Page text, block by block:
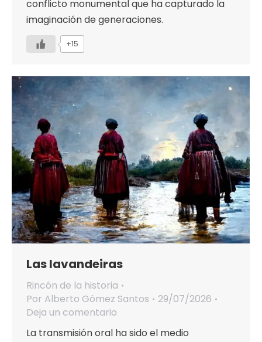
conflicto monumental que ha capturado la
imaginación de generaciones.
+15
Las lavandeiras
Rincón de la historia
Por Alberto Gómez Santos
29/07/2026
Deja un comentario
La transmisión oral ha sido el medio